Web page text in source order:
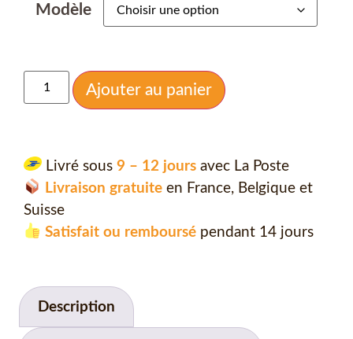
Modèle
Ajouter au panier
Livré sous 9 – 12 jours avec La Poste
Livraison gratuiteen France, Belgique et
Suisse
Satisfait ou remboursépendant 14 jours
Description